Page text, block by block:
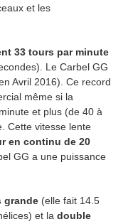
et les
33 tours par minute
Le Carbel GG
Avril 2016). Ce record
même si la
et plus (de 40 à
Cette vitesse lente
en continu de 20
GG a une puissance
grande (elle fait 14.5
et la double